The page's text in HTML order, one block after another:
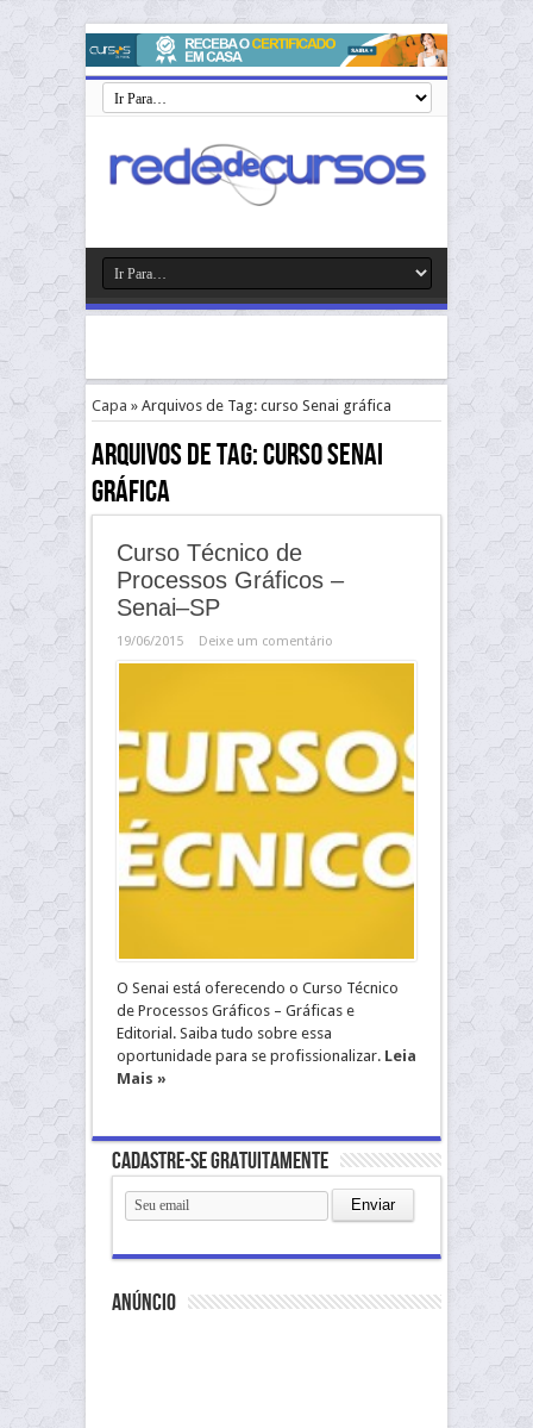
Capa » Arquivos de Tag: curso Senai gráfica
Arquivos de Tag:curso Senai
gráfica
Curso Técnico de
Processos Gráficos –
Senai–SP
19/06/2015 Deixe um comentário
O Senai está oferecendo o Curso Técnico
de Processos Gráficos – Gráficas e
Editorial. Saiba tudo sobre essa
oportunidade para se profissionalizar. Leia
Mais »
Cadastre-se gratuitamente
anúncio